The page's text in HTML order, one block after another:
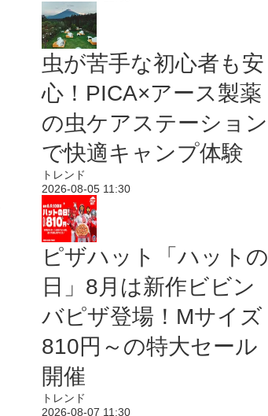
虫が苦手な初心者も安
心！PICA×アース製薬
の虫ケアステーション
で快適キャンプ体験
トレンド
2026-08-05 11:30
ピザハット「ハットの
日」8月は新作ビビン
バピザ登場！Mサイズ
810円～の特大セール
開催
トレンド
2026-08-07 11:30